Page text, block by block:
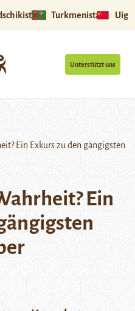
Turkmenistan
Unterstützt uns
Ein Exkurs zu den gängigsten
Ein